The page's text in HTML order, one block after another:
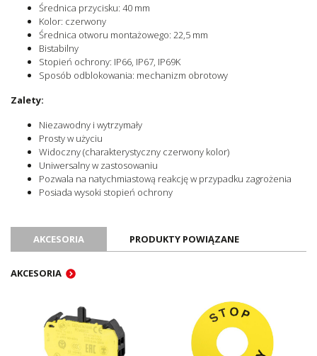
Średnica przycisku: 40 mm
Kolor: czerwony
Średnica otworu montażowego: 22,5 mm
Bistabilny
Stopień ochrony: IP66, IP67, IP69K
Sposób odblokowania: mechanizm obrotowy
Zalety:
Niezawodny i wytrzymały
Prosty w użyciu
Widoczny (charakterystyczny czerwony kolor)
Uniwersalny w zastosowaniu
Pozwala na natychmiastową reakcję w przypadku zagrożenia
Posiada wysoki stopień ochrony
AKCESORIA PRODUKTY POWIĄZANE
AKCESORIA